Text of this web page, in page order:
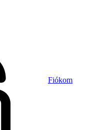
Fiókom